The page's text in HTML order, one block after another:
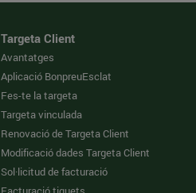
Targeta Client
Avantatges
Aplicació BonpreuEsclat
Fes-te la targeta
Targeta vinculada
Renovació de Targeta Client
Modificació dades Targeta Client
Sol·licitud de facturació